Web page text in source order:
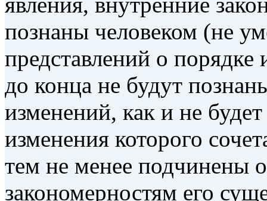
познаны человеком (не
представлений о порядке
до конца не будут
изменений, как и не
изменения которого
тем не менее подчинены
закономерностям его